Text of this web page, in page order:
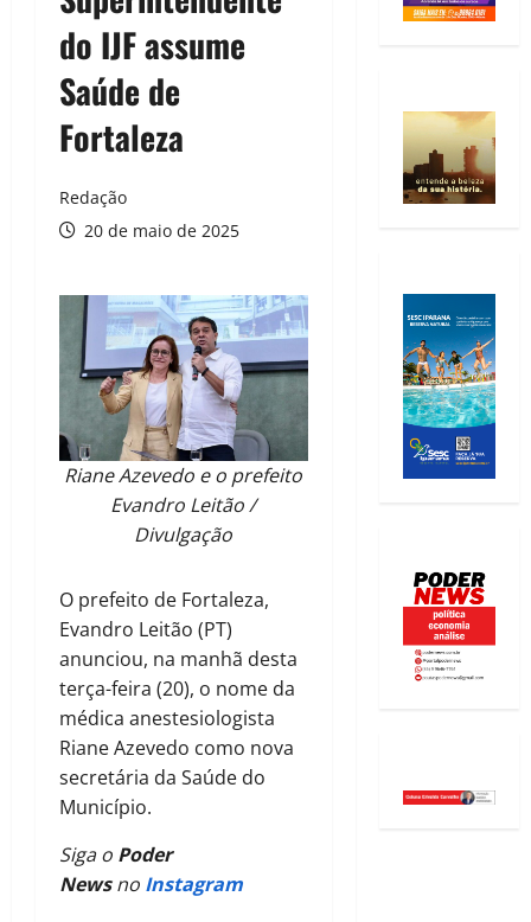
do IJF assume
Saúde de
Fortaleza
Redação
20 de maio de 2025
Riane Azevedo e o prefeito
Evandro Leitão /
Divulgação
O prefeito de Fortaleza,
Evandro Leitão (PT)
anunciou, na manhã desta
terça-feira (20), o nome da
médica anestesiologista
Riane Azevedo como nova
secretária da Saúde do
Município.
Siga o Poder
Newsno Instagram